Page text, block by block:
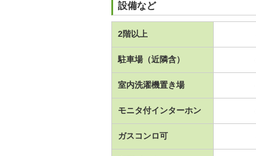
設備など
2階以上
駐車場（近隣含）
室内洗濯機置き場
モニタ付インターホン
ガスコンロ可